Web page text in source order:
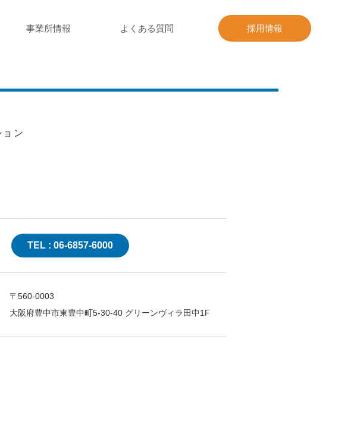
事業所情報 よくある質問 採用情報
ョン
TEL : 06-6857-6000
〒560-0003
大阪府豊中市東豊中町5-30-40 グリーンヴィラ田中1F